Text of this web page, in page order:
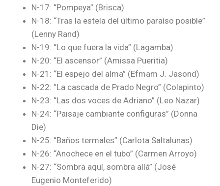
N-17: “Pompeya” (Brisca)
N-18: “Tras la estela del último paraíso posible”
(Lenny Rand)
N-19: “Lo que fuera la vida” (Lagamba)
N-20: “El ascensor” (Amissa Pueritia)
N-21: “El espejo del alma” (Efmam J. Jasond)
N-22: “La cascada de Prado Negro” (Colapinto)
N-23: “Las dos voces de Adriano” (Leo Nazar)
N-24: “Paisaje cambiante configuras” (Donna
Die)
N-25: “Baños termales” (Carlota Saltalunas)
N-26: “Anochece en el tubo” (Carmen Arroyo)
N-27: “Sombra aquí, sombra allá” (José
Eugenio Monteferido)